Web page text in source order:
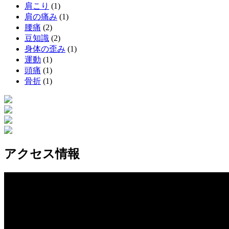
肩こり (1)
肩の痛み (1)
腰痛 (2)
豆知識 (2)
身体の歪み (1)
運動 (1)
頭痛 (1)
骨折 (1)
アクセス情報